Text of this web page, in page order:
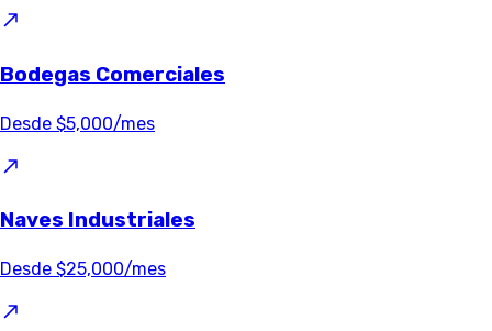
Bodegas Comerciales
Desde $5,000/mes
Naves Industriales
Desde $25,000/mes